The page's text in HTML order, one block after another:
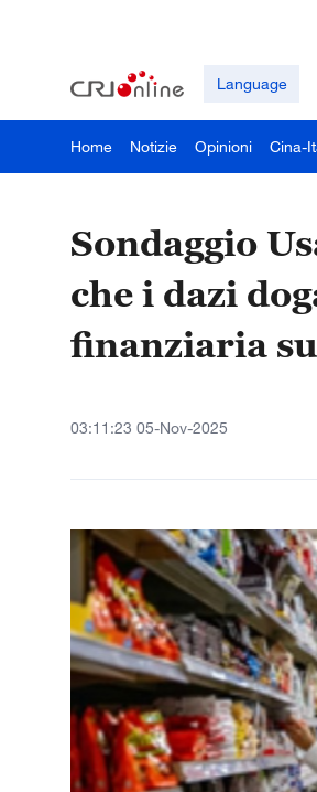
Language
Home Notizie Opinioni Cina-
Sondaggio
che i dazi
finanziaria
03:11:23 05-Nov-2025